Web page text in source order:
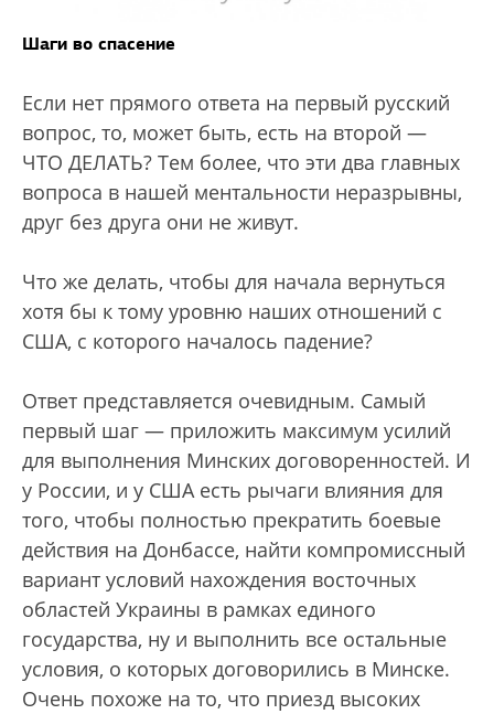
Шаги во спасение
Если нет прямого ответа на первый русский
вопрос, то, может быть, есть на второй —
ЧТО ДЕЛАТЬ? Тем более, что эти два главных
вопроса в нашей ментальности неразрывны,
друг без друга они не живут.
Что же делать, чтобы для начала вернуться
хотя бы к тому уровню наших отношений с
США, с которого началось падение?
Ответ представляется очевидным. Самый
первый шаг — приложить максимум усилий
для выполнения Минских договоренностей. И
у России, и у США есть рычаги влияния для
того, чтобы полностью прекратить боевые
действия на Донбассе, найти компромиссный
вариант условий нахождения восточных
областей Украины в рамках единого
государства, ну и выполнить все остальные
условия, о которых договорились в Минске.
Очень похоже на то, что приезд высоких